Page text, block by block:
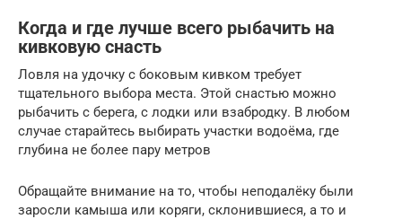
Когда и где лучше всего рыбачить на
кивковую снасть
Ловля на удочку с боковым кивком требует
тщательного выбора места. Этой снастью можно
рыбачить с берега, с лодки или взабродку. В любом
случае старайтесь выбирать участки водоёма, где
глубина не более пару метров
Обращайте внимание на то, чтобы неподалёку были
заросли камыша или коряги, склонившиеся, а то и